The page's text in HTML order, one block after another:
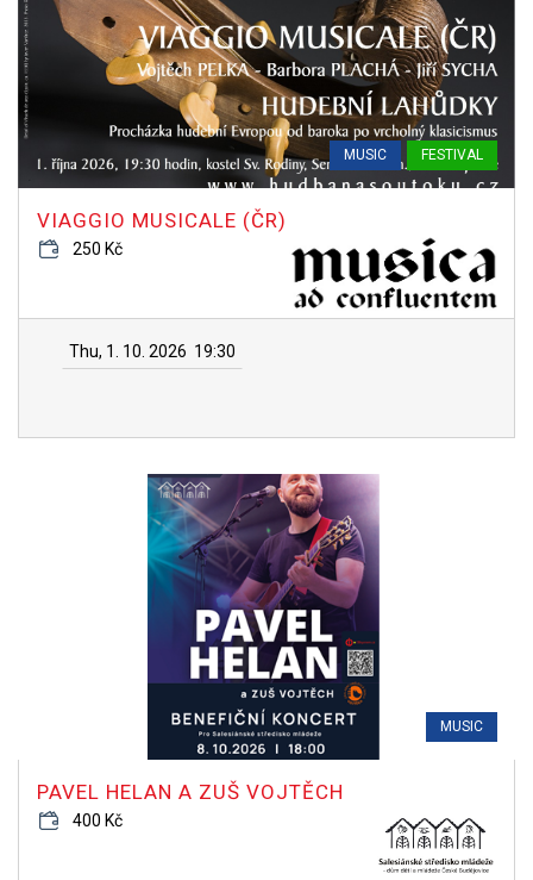
MUSIC FESTIVAL
VIAGGIO MUSICALE (ČR)
250 Kč
Thu, 1. 10. 2026 19:30
MUSIC
PAVEL HELAN A ZUŠ VOJTĚCH
400 Kč